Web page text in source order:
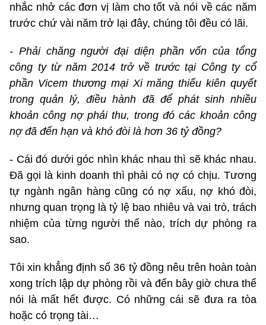
nhắc nhở các đơn vị làm cho tốt và nói về các năm
trước chứ vài năm trở lại đây, chúng tôi đều có lãi.
- Phải chăng người đại diện phần vốn của tổng
công ty từ năm 2014 trở về trước tại Công ty cổ
phần Vicem thương mại Xi măng thiếu kiên quyết
trong quản lý, điều hành đã để phát sinh nhiều
khoản công nợ phải thu, trong đó các khoản công
nợ đã đến hạn và khó đòi là hơn 36 tỷ đồng?
- Cái đó dưới góc nhìn khác nhau thì sẽ khác nhau.
Đã gọi là kinh doanh thì phải có nợ có chịu. Tương
tự ngành ngân hàng cũng có nợ xấu, nợ khó đòi,
nhưng quan trọng là tỷ lệ bao nhiêu và vai trò, trách
nhiệm của từng người thế nào, trích dự phòng ra
sao.
Tôi xin khẳng định số 36 tỷ đồng nêu trên hoàn toàn
xong trích lập dự phòng rồi và đến bây giờ chưa thể
nói là mất hết được. Có những cái sẽ đưa ra tòa
hoặc có trọng tài…